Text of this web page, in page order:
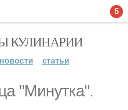
КУЛИНАРИИ
новости статьи
"Минутка".
5